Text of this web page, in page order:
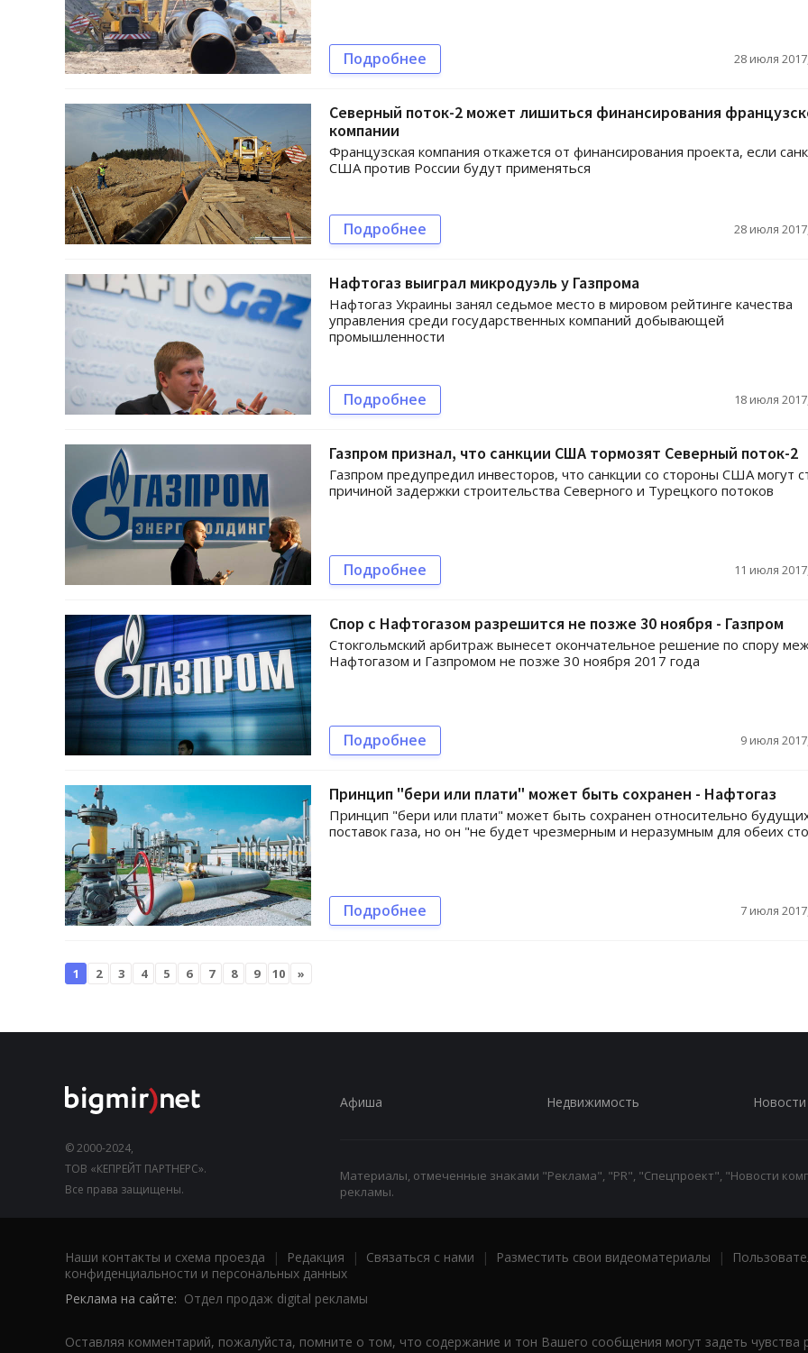
Подробнее 28 июля
Северный поток-2 может лишиться финансирования
компании
Французская компания откажется от финансирования проекта, если
США против России будут применяться
Подробнее 28 июля
Нафтогаз выиграл микродуэль у Газпрома
Нафтогаз Украины занял седьмое место в мировом рейтинге качества
управления среди государственных компаний добывающей
промышленности
Подробнее 18 июля
Газпром признал, что санкции США тормозят Северный поток-2
Газпром предупредил инвесторов, что санкции со стороны США могут
причиной задержки строительства Северного и Турецкого потоков
Подробнее 11 июля
Спор с Нафтогазом разрешится не позже 30 ноября - Газпром
Стокгольмский арбитраж вынесет окончательное решение по спору
Нафтогазом и Газпромом не позже 30 ноября 2017 года
Подробнее 9 июля
Принцип "бери или плати" может быть сохранен - Нафтогаз
Принцип "бери или плати" может быть сохранен относительно
поставок газа, но он "не будет чрезмерным и неразумным для обеих
Подробнее 7 июля
1 2 3 4 5 6 7 8 9 10 »
© 2000-2024,
ТОВ «КЕПРЕЙТ ПАРТНЕРС».
Все права защищены.
Афиша Недвижимость Новости
Материалы, отмеченные знаками "Реклама", "PR", "Спецпроект", "Новости
рекламы.
Наши контакты и схема проезда | Редакция | Связаться с нами | Разместить свои видеоматериалы |
конфиденциальности и персональных данных
Реклама на сайте: Отдел продаж digital рекламы
Оставляя комментарий, пожалуйста, помните о том, что содержание и тон Вашего сообщения могут задеть чувства